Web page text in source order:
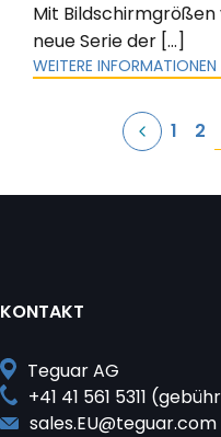
Mit Bildschirmgrößen
neue Serie der […]
WEITERE INFORMATIONEN
Seitennummerierung
1 2
KONTAKT
Teguar AG
+41 41 561 5311
sales.EU@teguar.com